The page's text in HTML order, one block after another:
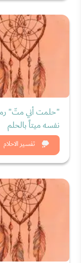
تفسير الاحلام
"حلمت أني متّ"
نفسه ميتاً بالحلم
شاهد الان